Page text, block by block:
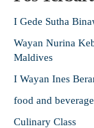
I Gede Sutha
Wayan Nurina
Maldives
I Wayan Ines
food and
Culinary Class